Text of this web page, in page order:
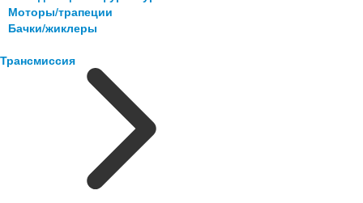
Моторы/трапеции
Бачки/жиклеры
Трансмиссия